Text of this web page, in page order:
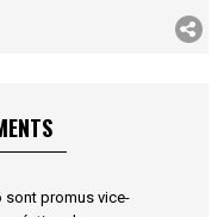
sont promus vice-